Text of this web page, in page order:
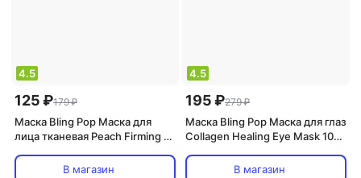
4.5
125 ₽179 ₽
Маска Bling Pop Маска для
лица тканевая Peach Firming &
В магазин
4.5
195 ₽279 ₽
Маска Bling Pop Маска для глаз
Collagen Healing Eye Mask 10
В магазин